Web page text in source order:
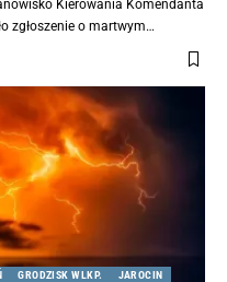
Kierowania Komendanta
zgłoszenie o martwym…
GRODZISK WLKP.
JAROCIN